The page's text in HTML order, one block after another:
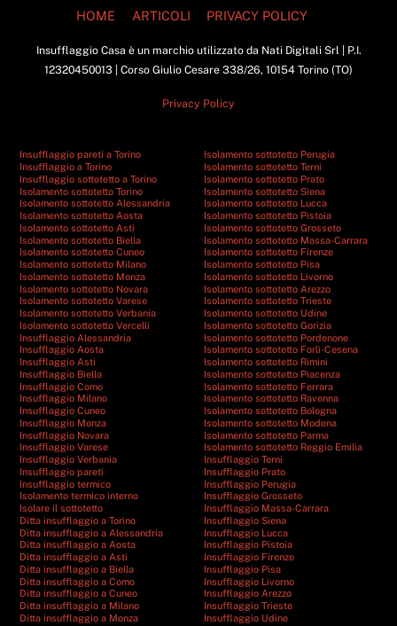
HOME
ARTICOLI PRIVACY POLICY
Insufflaggio Casa è un marchio utilizzato da Nati Digitali Srl | P.I.
12320450013 | Corso Giulio Cesare 338/26, 10154 Torino (TO)
Privacy Policy
Insufflaggio pareti a Torino
Insufflaggio a Torino
Insufflaggio sottotetto a Torino
Isolamento sottotetto Torino
Isolamento sottotetto Alessandria
Isolamento sottotetto Aosta
Isolamento sottotetto Asti
Isolamento sottotetto Biella
Isolamento sottotetto Cuneo
Isolamento sottotetto Milano
Isolamento sottotetto Monza
Isolamento sottotetto Novara
Isolamento sottotetto Varese
Isolamento sottotetto Verbania
Isolamento sottotetto Vercelli
Insufflaggio Alessandria
Insufflaggio Aosta
Insufflaggio Asti
Insufflaggio Biella
Insufflaggio Como
Insufflaggio Milano
Insufflaggio Cuneo
Insufflaggio Monza
Insufflaggio Novara
Insufflaggio Varese
Insufflaggio Verbania
Insufflaggio pareti
Insufflaggio termico
Isolamento termico interno
Isolare il sottotetto
Ditta insufflaggio a Torino
Ditta insufflaggio a Alessandria
Ditta insufflaggio a Aosta
Ditta insufflaggio a Asti
Ditta insufflaggio a Biella
Ditta insufflaggio a Como
Ditta insufflaggio a Cuneo
Ditta insufflaggio a Milano
Ditta insufflaggio a Monza
Isolamento sottotetto Perugia
Isolamento sottotetto Terni
Isolamento sottotetto Prato
Isolamento sottotetto Siena
Isolamento sottotetto Lucca
Isolamento sottotetto Pistoia
Isolamento sottotetto Grosseto
Isolamento sottotetto Massa-Carrara
Isolamento sottotetto Firenze
Isolamento sottotetto Pisa
Isolamento sottotetto Livorno
Isolamento sottotetto Arezzo
Isolamento sottotetto Trieste
Isolamento sottotetto Udine
Isolamento sottotetto Gorizia
Isolamento sottotetto Pordenone
Isolamento sottotetto Forlì-Cesena
Isolamento sottotetto Rimini
Isolamento sottotetto Piacenza
Isolamento sottotetto Ferrara
Isolamento sottotetto Ravenna
Isolamento sottotetto Bologna
Isolamento sottotetto Modena
Isolamento sottotetto Parma
Isolamento sottotetto Reggio Emilia
Insufflaggio Terni
Insufflaggio Prato
Insufflaggio Perugia
Insufflaggio Grosseto
Insufflaggio Massa-Carrara
Insufflaggio Siena
Insufflaggio Lucca
Insufflaggio Pistoia
Insufflaggio Firenze
Insufflaggio Pisa
Insufflaggio Livorno
Insufflaggio Arezzo
Insufflaggio Trieste
Insufflaggio Udine